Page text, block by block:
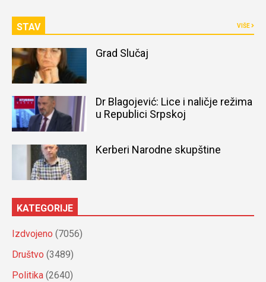
STAV VIŠE
Grad Slučaj
Dr Blagojević: Lice i naličje režima
u Republici Srpskoj
Kerberi Narodne skupštine
KATEGORIJE
Izdvojeno (7056)
Društvo (3489)
Politika (2640)